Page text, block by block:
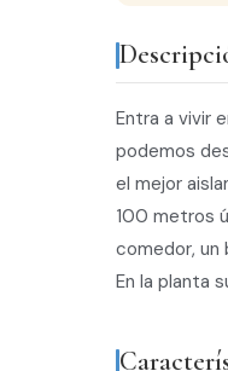
Entra a vivir
podemos
el mejor
100 metros
comedor, un
En la planta